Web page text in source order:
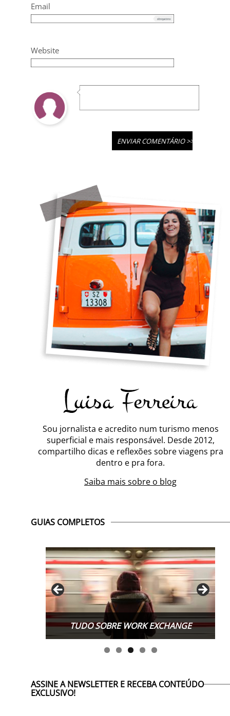
Email
Website
Sou jornalista e acredito num turismo menos
superficial e mais responsável. Desde 2012,
compartilho dicas e reflexões sobre viagens pra
dentro e pra fora.
Saiba mais sobre o blog
GUIAS COMPLETOS
TUDO SOBRE WORK EXCHANGE
ASSINE A NEWSLETTER E RECEBA CONTEÚDO
EXCLUSIVO!